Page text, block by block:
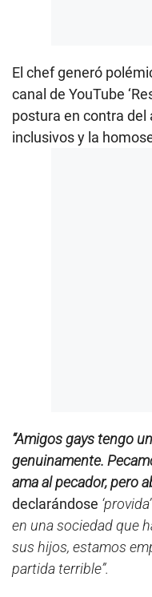
El chef generó
canal de YouTube
postura en contra del
inclusivos y la
“Amigos gays tengo
genuinamente.
ama al pecador, pero
declarándose ‘provida’
en una sociedad que
sus hijos, estamos
partida terrible”.